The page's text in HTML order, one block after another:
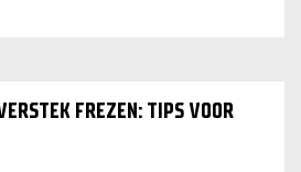
FREZEN: TIPS VOOR